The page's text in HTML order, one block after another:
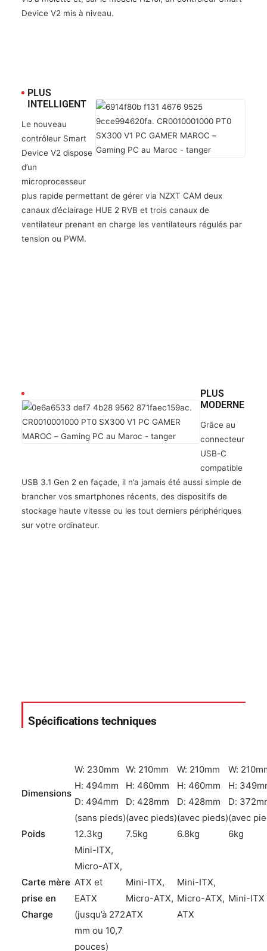
Device V2 mis à niveau.
PLUS
INTELLIGENT
Le nouveau
contrôleur Smart
Device V2 dispose
d’un
microprocesseur
plus rapide permettant de gérer via NZXT CAM deux
canaux d’éclairage HUE 2 RVB et trois canaux de
ventilateur prenant en charge les ventilateurs régulés par
tension ou PWM.
PLUS
MODERNE
Grâce au
connecteur
USB-C
compatible
USB 3.1 Gen 2 en façade, il n’a jamais été aussi simple de
brancher vos smartphones récents, des dispositifs de
stockage haute vitesse ou les tout derniers périphériques
sur votre ordinateur.
Spécifications techniques
Dimensions
W: 230mm
H: 494mm
D: 494mm
(sans pieds)
W: 210mm
H: 460mm
D: 428mm
(avec pieds)
W: 210mm
H: 460mm
D: 428mm
(avec pieds)
W:
H:
D:
(avec
Poids
12.3kg 7.5kg 6.8kg 6kg
Carte mère
prise en
Charge
Mini-ITX,
Micro-ATX,
ATX et
EATX
(jusqu’à 272
mm ou 10,7
pouces)
Mini-ITX,
Micro-ATX,
ATX
Mini-ITX,
Micro-ATX,
ATX
Mini-ITX